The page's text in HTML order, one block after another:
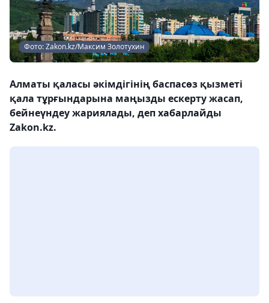
Фото: Zakon.kz/Максим Золотухин
Алматы қаласы әкімдігінің баспасөз қызметі
қала тұрғындарына маңызды ескерту жасап,
бейнеүндеу жариялады, деп хабарлайды
Zakon.kz.